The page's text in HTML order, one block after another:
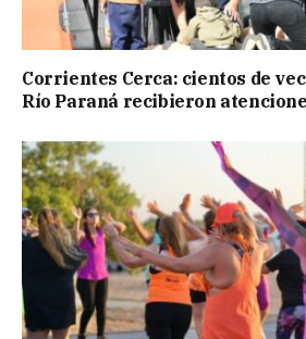
Corrientes Cerca: cientos de
Río Paraná recibieron